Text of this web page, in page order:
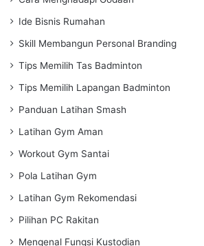
Ide Bisnis Rumahan
Skill Membangun Personal Branding
Tips Memilih Tas Badminton
Tips Memilih Lapangan Badminton
Panduan Latihan Smash
Latihan Gym Aman
Workout Gym Santai
Pola Latihan Gym
Latihan Gym Rekomendasi
Pilihan PC Rakitan
Mengenal Fungsi Kustodian